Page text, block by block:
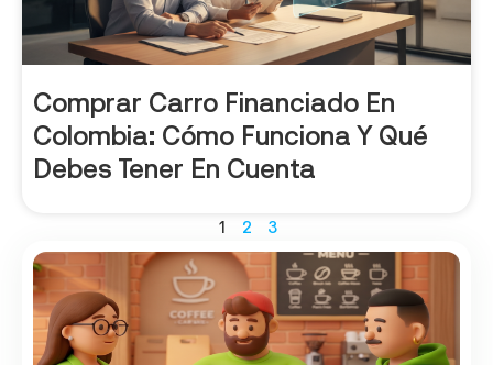
Comprar Carro Financiado En
Colombia: Cómo Funciona Y Qué
Debes Tener En Cuenta
1 2 3